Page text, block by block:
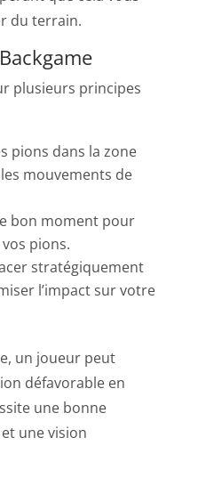
du terrain.
plusieurs principes
pions dans la zone
mouvements de
bon moment pour
pions.
stratégiquement
l’impact sur votre
un joueur peut
défavorable en
une bonne
une vision